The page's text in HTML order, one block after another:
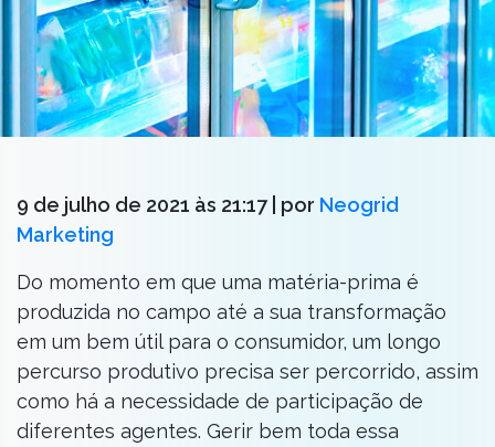
9 de julho de 2021 às 21:17| por Neogrid
Marketing
Do momento em que uma matéria-prima é
produzida no campo até a sua transformação
em um bem útil para o consumidor, um longo
percurso produtivo precisa ser percorrido, assim
como há a necessidade de participação de
diferentes agentes. Gerir bem toda essa